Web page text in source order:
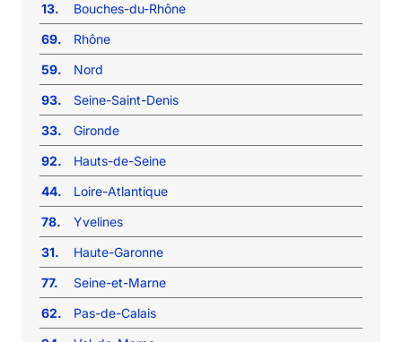
13.
Bouches-du-Rhône
69.
Rhône
59.
Nord
93.
Seine-Saint-Denis
33.
Gironde
92.
Hauts-de-Seine
44.
Loire-Atlantique
78.
Yvelines
31.
Haute-Garonne
77.
Seine-et-Marne
62.
Pas-de-Calais